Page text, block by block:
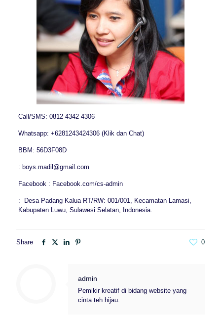
Call/SMS: 0812 4342 4306
Whatsapp: +6281243424306 (Klik dan Chat)
BBM: 56D3F08D
: boys.madil@gmail.com
Facebook : Facebook.com/cs-admin
: Desa Padang Kalua RT/RW: 001/001, Kecamatan Lamasi,
Kabupaten Luwu, Sulawesi Selatan, Indonesia.
Share 0
admin
Pemikir kreatif di bidang website yang
cinta teh hijau.